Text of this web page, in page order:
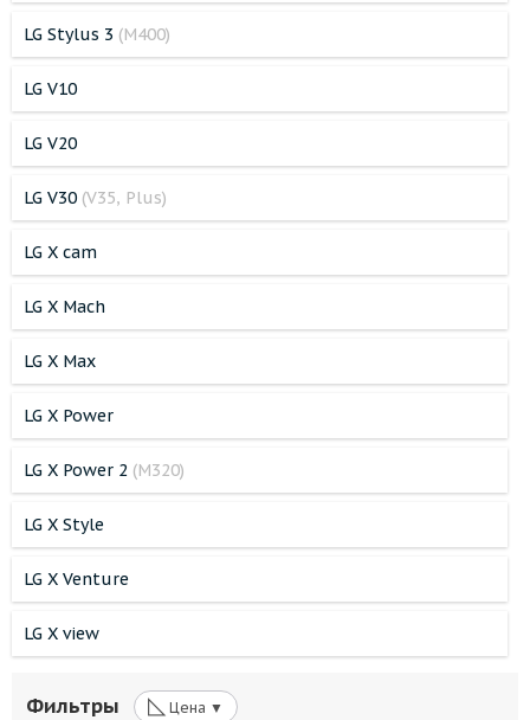
LG Stylus 3 (M400)
LG V10
LG V20
LG V30 (V35, Plus)
LG X cam
LG X Mach
LG X Max
LG X Power
LG X Power 2 (M320)
LG X Style
LG X Venture
LG X view
Фильтры ◺ Цена ▼